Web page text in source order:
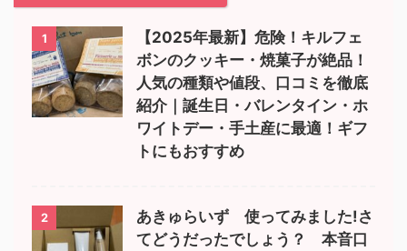
1
【2025年最新】危険！キルフェ
ボンのクッキー・焼菓子が絶品！
人気の種類や値段、口コミを徹底
紹介｜誕生日・バレンタイン・ホ
ワイトデー・手土産に最適！ギフ
トにもおすすめ
2
あきゅらいず 使ってみました!さ
てどうだったでしょう？ 本音口